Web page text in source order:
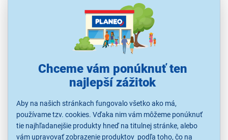
Chceme vám ponúknuť ten
najlepší zážitok
Aby na našich stránkach fungovalo všetko ako má,
používame tzv. cookies. Vďaka nim vám môžeme ponúknuť
tie najhľadanejšie produkty hneď na titulnej stránke, alebo
vám upravovať zobrazenie produktov podľa toho, čo na
LG F2X50S8TLB
Práčka s predným plnením, kapacita 8 kg, 1200 ot/min, energetická
trieda A, hlučnosť 71 dB, AI DD, Steam, TurboWash360 °, ThinQ (Wi-
Ihneď k odoslaniu
K vyzdvihnutiu už 10.8.